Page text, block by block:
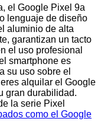
el Google Pixel 9a
lenguaje de diseño
aluminio de alta
garantizan un tacto
el uso profesional
smartphone es
su uso sobre el
alquilar el Google
gran durabilidad.
la serie Pixel
como el Google